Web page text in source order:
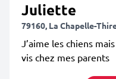
Juliette
79160, La Chapelle-
J’aime les chiens
vis chez mes parents